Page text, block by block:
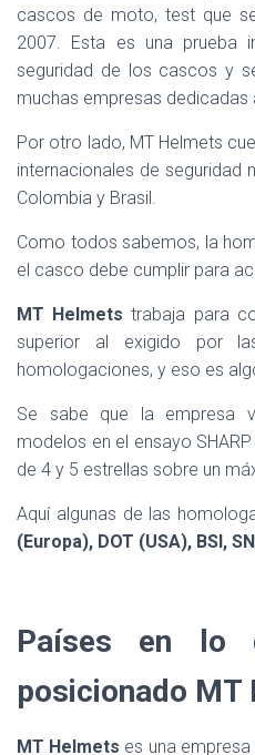
cascos de moto, test que
2007. Esta es una prueba
seguridad de los cascos y
muchas empresas
Por otro lado, MT Helmets
internacionales de seguridad
Colombia y Brasil.
Como todos sabemos, la
el casco debe cumplir para
MT Helmets trabaja para
superior al exigido por
homologaciones, y eso es
Se sabe que la empresa
modelos en el ensayo
de 4 y 5 estrellas sobre un
Aquí algunas de las
(Europa), DOT (USA), BSI,
Países en lo
posicionado MT
MT Helmets es una